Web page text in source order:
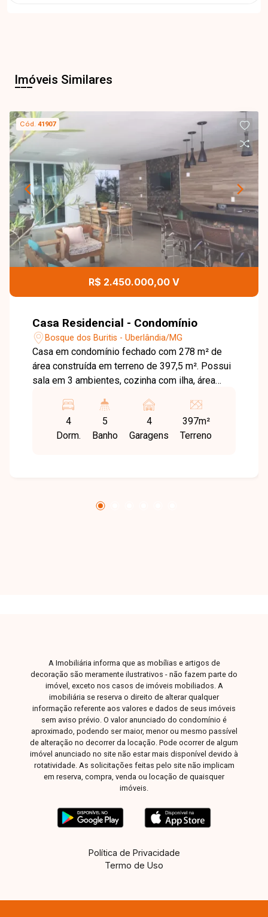
Imóveis Similares
Cód.41907
R$ 2.450.000,00 V
Casa Residencial - Condomínio
Bosque dos Buritis - Uberlândia/MG
Casa em condomínio fechado com 278 m² de
área construída em terreno de 397,5 m². Possui
sala em 3 ambientes, cozinha com ilha, área
máster com closet e ar-condicionado), 4
banheiros, lavabo e 4 vagas de garagem. Conta
com sistema de energia e aquecimento solar.
4
Dorm.
5
Banho
4
Garagens
397m²
Terreno
A Imobiliária informa que as mobílias e artigos de
decoração são meramente ilustrativos - não fazem parte do
imóvel, exceto nos casos de imóveis mobiliados. A
imobiliária se reserva o direito de alterar qualquer
informação referente aos valores e dados de seus imóveis
sem aviso prévio. O valor anunciado do condomínio é
aproximado, podendo ser maior, menor ou mesmo passível
de alteração no decorrer da locação. Pode ocorrer de algum
imóvel anunciado no site não estar mais disponível devido à
rotatividade. As solicitações feitas pelo site não implicam
em reserva, compra, venda ou locação de quaisquer
imóveis.
Política de Privacidade
Termo de Uso